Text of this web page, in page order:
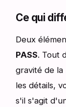
Ce qui
Deux
PASS. Tout
gravité de
les détails,
s'il s'agit